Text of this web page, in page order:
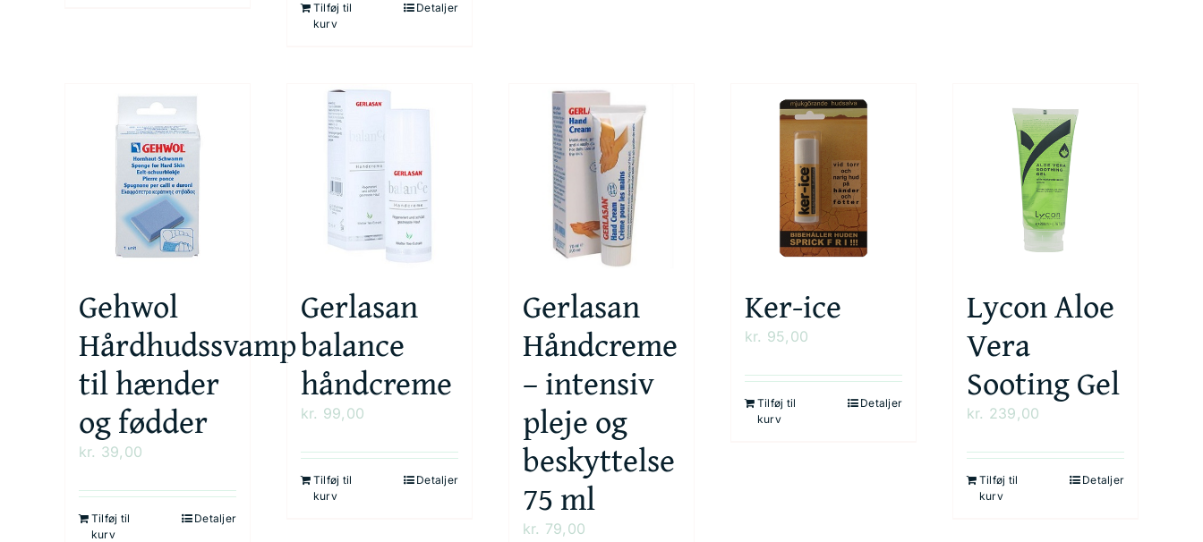
Tilføj til
kurv
Detaljer
Gehwol
Hårdhudssvamp
til hænder
og fødder
kr. 39,00
Tilføj til
kurv
Detaljer
Gerlasan
balance
håndcreme
kr. 99,00
Tilføj til
kurv
Detaljer
Gerlasan
Håndcreme
– intensiv
pleje og
beskyttelse
75 ml
kr. 79,00
Ker-ice
kr. 95,00
Tilføj til
kurv
Detaljer
Lycon Aloe
Vera
Sooting Gel
kr. 239,00
Tilføj til
kurv
Detaljer